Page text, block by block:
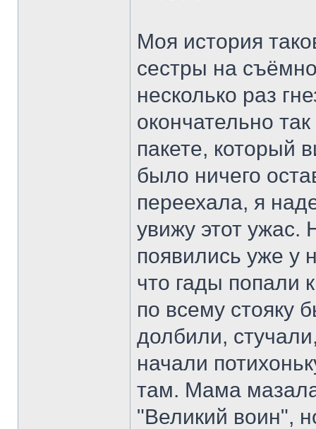
Моя история
сестры на
несколько раз
окончательно
пакете, который
было ничего
переехала, я
увижу этот ужас.
появились уже у
что гады попали
по всему стояку
долбили,
начали
там. Мама
"Великий воин",